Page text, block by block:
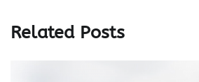
Related Posts